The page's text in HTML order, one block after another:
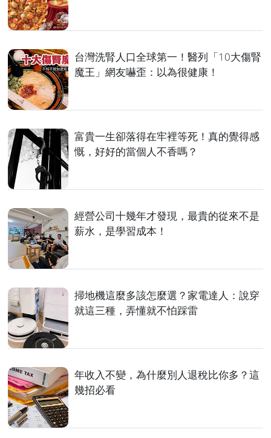
台灣洗腎人口全球第一！醫列「10大傷腎
魔王」網友嚇歪：以為很健康！
富貴一生卻落得在牢裡等死！真的覺得感
慨，好好的當個人不香嗎？
經營公司十幾年才發現，最貴的從來不是
薪水，是學習成本！
掃地機這麼多該怎麼選？家電達人：說穿
就這三種，弄懂就不怕踩雷
年收入不變，為什麼別人退稅比你多？這
幾招必看